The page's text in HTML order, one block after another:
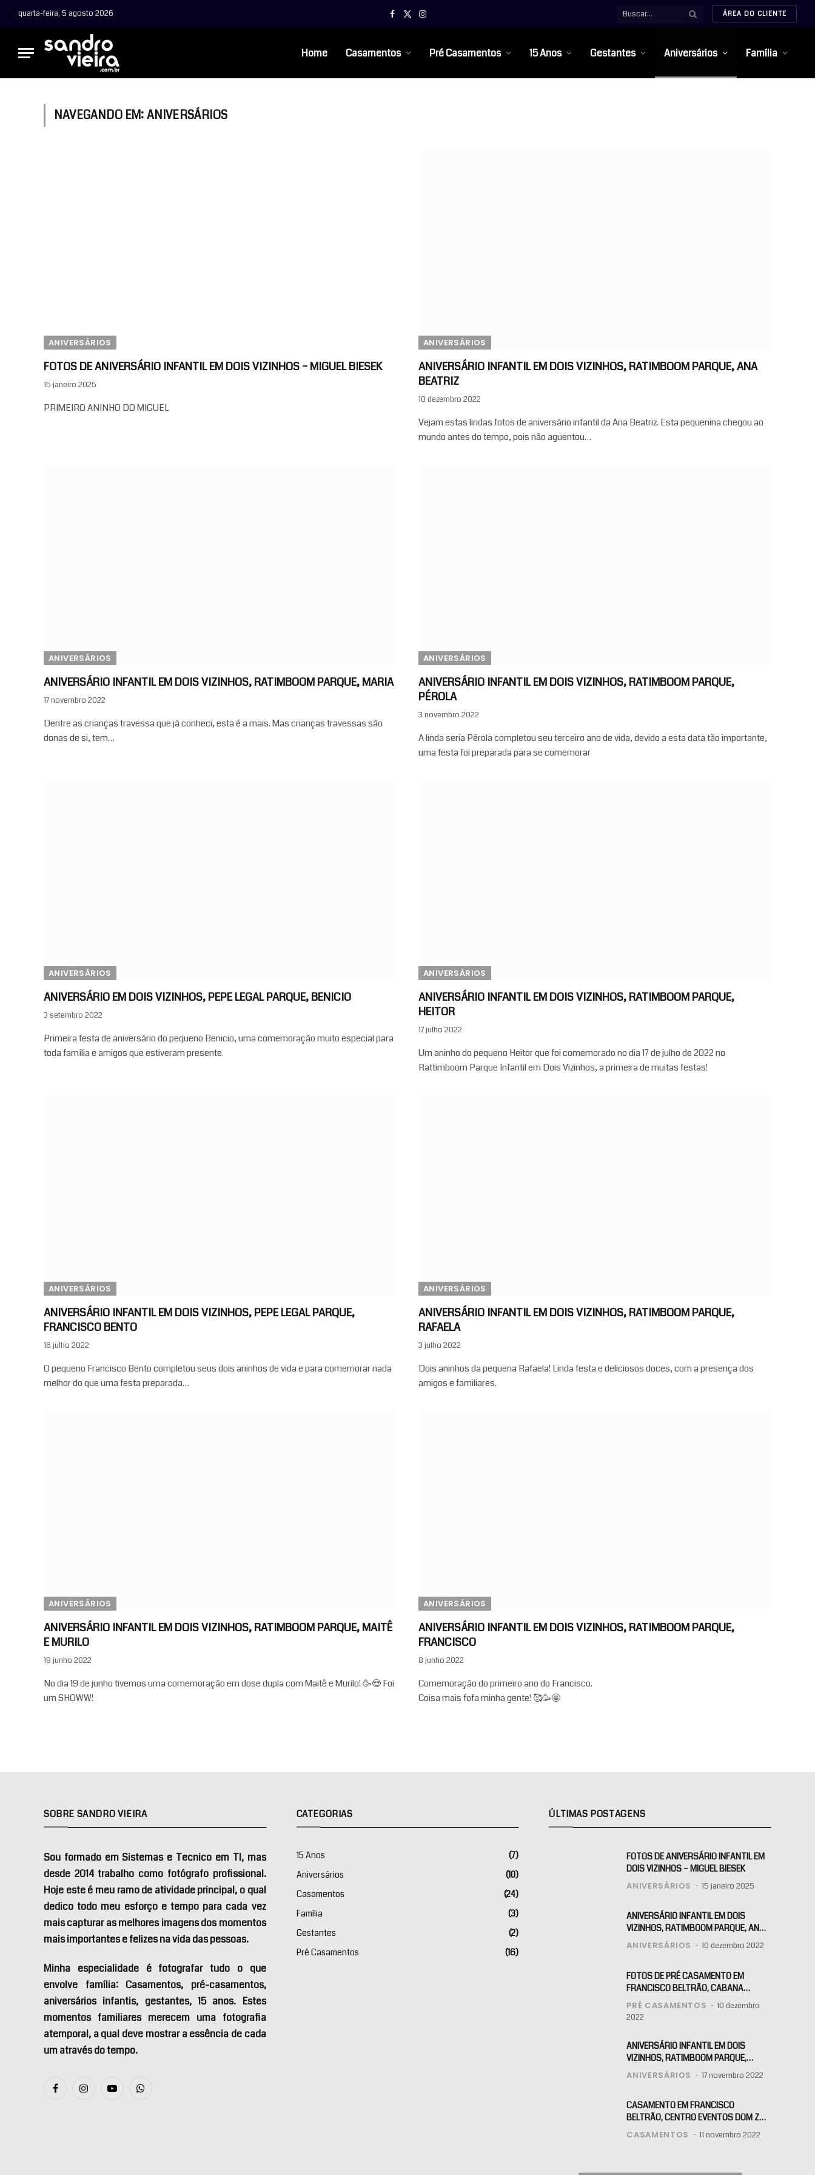
quarta-feira, 5 agosto 2026 Facebook
X
Instagram ÁREA DO CLIENTE
Home Casamentos Pré Casamentos 15 Anos Gestantes Aniversários Família
NAVEGANDO EM:ANIVERSÁRIOS
ANIVERSÁRIOS
FOTOS DE ANIVERSÁRIO INFANTIL EM DOIS VIZINHOS – MIGUEL BIESEK
15 janeiro 2025
PRIMEIRO ANINHO DO MIGUEL
ANIVERSÁRIOS
ANIVERSÁRIO INFANTIL EM DOIS VIZINHOS, RATIMBOOM PARQUE, ANA
BEATRIZ
10 dezembro 2022
Vejam estas lindas fotos de aniversário infantil da Ana Beatriz. Esta pequenina chegou ao
mundo antes do tempo, pois não aguentou…
ANIVERSÁRIOS
ANIVERSÁRIO INFANTIL EM DOIS VIZINHOS, RATIMBOOM PARQUE, MARIA
17 novembro 2022
Dentre as crianças travessa que já conheci, esta é a mais. Mas crianças travessas são
donas de si, tem…
ANIVERSÁRIOS
ANIVERSÁRIO INFANTIL EM DOIS VIZINHOS, RATIMBOOM PARQUE,
PÉROLA
3 novembro 2022
A linda seria Pérola completou seu terceiro ano de vida, devido a esta data tão importante,
uma festa foi preparada para se comemorar
ANIVERSÁRIOS
ANIVERSÁRIO EM DOIS VIZINHOS, PEPE LEGAL PARQUE, BENICIO
3 setembro 2022
Primeira festa de aniversário do pequeno Benicio, uma comemoração muito especial para
toda família e amigos que estiveram presente.
ANIVERSÁRIOS
ANIVERSÁRIO INFANTIL EM DOIS VIZINHOS, RATIMBOOM PARQUE,
HEITOR
17 julho 2022
Um aninho do pequeno Heitor que foi comemorado no dia 17 de julho de 2022 no
Rattimboom Parque Infantil em Dois Vizinhos, a primeira de muitas festas!
ANIVERSÁRIOS
ANIVERSÁRIO INFANTIL EM DOIS VIZINHOS, PEPE LEGAL PARQUE,
FRANCISCO BENTO
16 julho 2022
O pequeno Francisco Bento completou seus dois aninhos de vida e para comemorar nada
melhor do que uma festa preparada…
ANIVERSÁRIOS
ANIVERSÁRIO INFANTIL EM DOIS VIZINHOS, RATIMBOOM PARQUE,
RAFAELA
3 julho 2022
Dois aninhos da pequena Rafaela! Linda festa e deliciosos doces, com a presença dos
amigos e familiares.
ANIVERSÁRIOS
ANIVERSÁRIO INFANTIL EM DOIS VIZINHOS, RATIMBOOM PARQUE, MAITÊ
E MURILO
19 junho 2022
No dia 19 de junho tivemos uma comemoração em dose dupla com Maitê e Murilo! 🥳😍 Foi
um SHOWW!
ANIVERSÁRIOS
ANIVERSÁRIO INFANTIL EM DOIS VIZINHOS, RATIMBOOM PARQUE,
FRANCISCO
8 junho 2022
Comemoração do primeiro ano do Francisco.
Coisa mais fofa minha gente! 🥰🥳🤩
SOBRE SANDRO VIEIRA
Sou formado em Sistemas e Tecnico em TI, mas
desde 2014 trabalho como fotógrafo profissional.
Hoje este é meu ramo de atividade principal, o qual
dedico todo meu esforço e tempo para cada vez
mais capturar as melhores imagens dos momentos
mais importantes e felizes na vida das pessoas.
Minha especialidade é fotografar tudo o que
envolve família: Casamentos, pré-casamentos,
aniversários infantis, gestantes, 15 anos. Estes
momentos familiares merecem uma fotografia
atemporal, a qual deve mostrar a essência de cada
um através do tempo.
FacebookInstagramYouTubeWhatsApp
CATEGORIAS
15 Anos
(7)
Aniversários
(10)
Casamentos
(24)
Família
(3)
Gestantes
(2)
Pré Casamentos
(16)
ÚLTIMAS POSTAGENS
FOTOS DE ANIVERSÁRIO INFANTIL EM
DOIS VIZINHOS – MIGUEL BIESEK
ANIVERSÁRIOS 15 janeiro 2025
ANIVERSÁRIO INFANTIL EM DOIS
VIZINHOS, RATIMBOOM PARQUE, ANA
BEATRIZ
ANIVERSÁRIOS 10 dezembro 2022
FOTOS DE PRÉ CASAMENTO EM
FRANCISCO BELTRÃO, CABANA
MANHARE, ALINE E KLAITON
PRÉ CASAMENTOS
10 dezembro
2022
ANIVERSÁRIO INFANTIL EM DOIS
VIZINHOS, RATIMBOOM PARQUE,
MARIA
ANIVERSÁRIOS 17 novembro 2022
CASAMENTO EM FRANCISCO
BELTRÃO, CENTRO EVENTOS DOM ZU,
JOCEANE E RAFAEL
CASAMENTOS 11 novembro 2022